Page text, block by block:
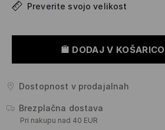
Preverite svojo velikost
DODAJ V KOŠARICO
Dostopnost v prodajalnah
Brezplačna dostava
Pri nakupu nad 40 EUR